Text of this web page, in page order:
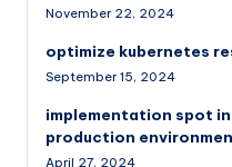
November 22, 2024
optimize kubernetes
September 15, 2024
implementation spot
production
April 27, 2024